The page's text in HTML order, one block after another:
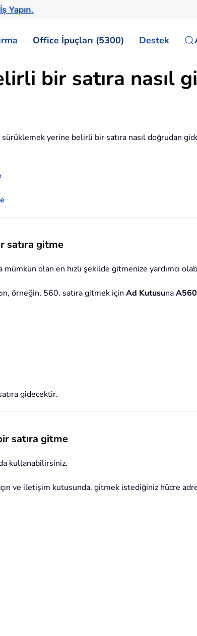
Yapın.
Office İpuçları (5300) Destek
bir satıra nasıl
yerine belirli bir satıra nasıl doğrudan
satıra gitme
olan en hızlı şekilde gitmenize yardımcı
örneğin, 560. satıra gitmek için Ad KutusunaA560
gidecektir.
satıra gitme
kullanabilirsiniz.
ve iletişim kutusunda, gitmek istediğiniz hücre